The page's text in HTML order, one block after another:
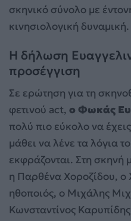
σκηνικό σύνολο με
κινησιολογική δυναμική.
Η δήλωση
προσέγγιση
Σε ερώτηση για τη
φετινού act, ο Φωκάς
πολύ πιο εύκολο να
μάθει να λένε τα λόγια
εκφράζονται. Στη σκηνή
η Παρθένα Χοροζίδου, ο
ηθοποιός, ο Μιχάλης
Κωνσταντίνος